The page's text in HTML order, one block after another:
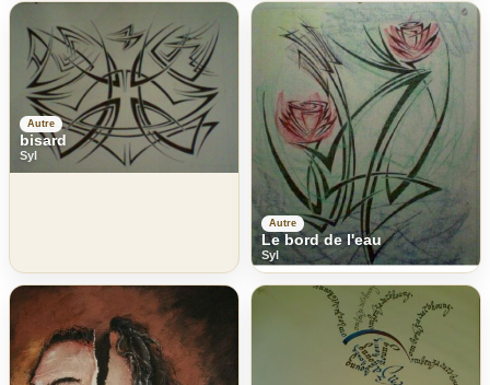
Autre
bisard
Syl
Autre
Le bord de l'eau
Syl